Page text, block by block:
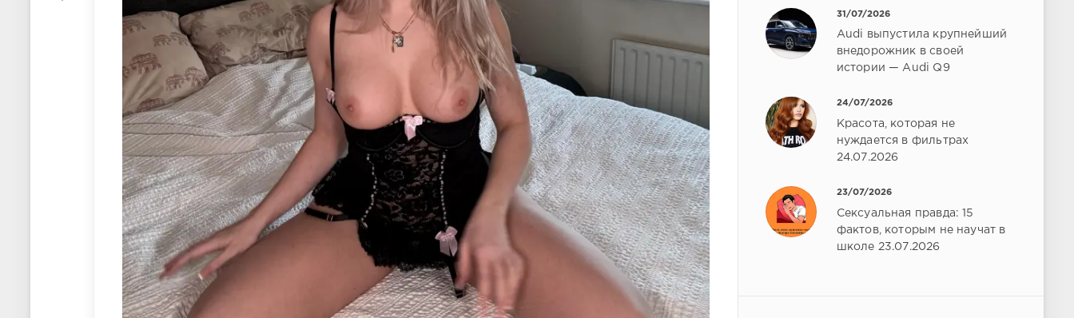
31/07/2026
Audi выпустила крупнейший
внедорожник в своей
истории — Audi Q9
24/07/2026
Красота, которая не
нуждается в фильтрах
24.07.2026
23/07/2026
Сексуальная правда: 15
фактов, которым не научат в
школе 23.07.2026